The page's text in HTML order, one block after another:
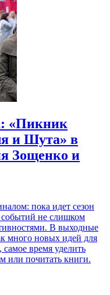
«Пикник
и Шута» в
Зощенко и
пока идет сезон
событий не слишком
В выходные
много новых идей для
время уделить
или почитать книги.